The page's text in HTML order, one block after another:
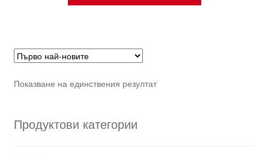
Показване на единствения резултат
Продуктови категории